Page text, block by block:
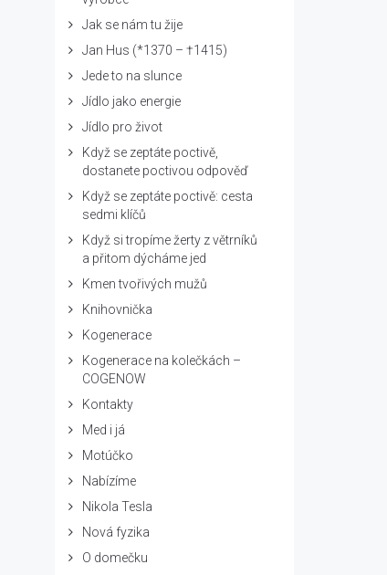
Jak se nám tu žije
Jan Hus (*1370 – †1415)
Jede to na slunce
Jídlo jako energie
Jídlo pro život
Když se zeptáte poctivě,
dostanete poctivou odpověď
Když se zeptáte poctivě: cesta
sedmi klíčů
Když si tropíme žerty z větrníků
a přitom dýcháme jed
Kmen tvořivých mužů
Knihovnička
Kogenerace
Kogenerace na kolečkách –
COGENOW
Kontakty
Med i já
Motúčko
Nabízíme
Nikola Tesla
Nová fyzika
O domečku